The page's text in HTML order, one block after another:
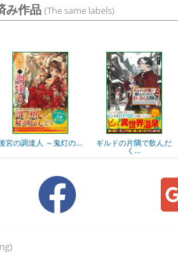
み作品 (The same labels)
調達人 ～鬼灯の... ギルドの片隅で飲んだ
く...